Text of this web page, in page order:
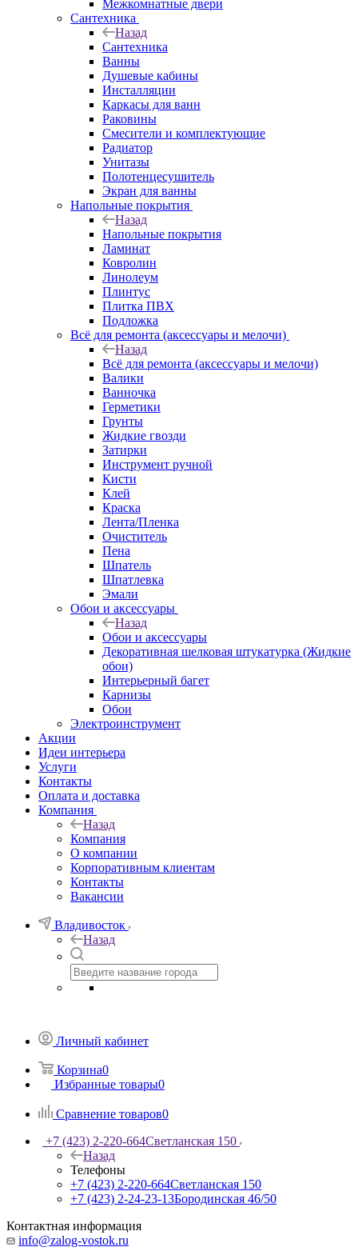
Межкомнатные двери
Сантехника
Назад
Сантехника
Ванны
Душевые кабины
Инсталляции
Каркасы для ванн
Раковины
Смесители и комплектующие
Радиатор
Унитазы
Полотенцесушитель
Экран для ванны
Напольные покрытия
Назад
Напольные покрытия
Ламинат
Ковролин
Линолеум
Плинтус
Плитка ПВХ
Подложка
Всё для ремонта (аксессуары и мелочи)
Назад
Всё для ремонта (аксессуары и мелочи)
Валики
Ванночка
Герметики
Грунты
Жидкие гвозди
Затирки
Инструмент ручной
Кисти
Клей
Краска
Лента/Пленка
Очиститель
Пена
Шпатель
Шпатлевка
Эмали
Обои и аксессуары
Назад
Обои и аксессуары
Декоративная шелковая штукатурка (Жидкие
обои)
Интерьерный багет
Карнизы
Обои
Электроинструмент
Акции
Идеи интерьера
Услуги
Контакты
Оплата и доставка
Компания
Назад
Компания
О компании
Корпоративным клиентам
Контакты
Вакансии
Владивосток
Назад
Личный кабинет
Корзина0
Избранные товары0
Сравнение товаров0
+7 (423) 2-220-664Светланская 150
Назад
Телефоны
+7 (423) 2-220-664Светланская 150
+7 (423) 2-24-23-13Бородинская 46/50
Контактная информация
info@zalog-vostok.ru